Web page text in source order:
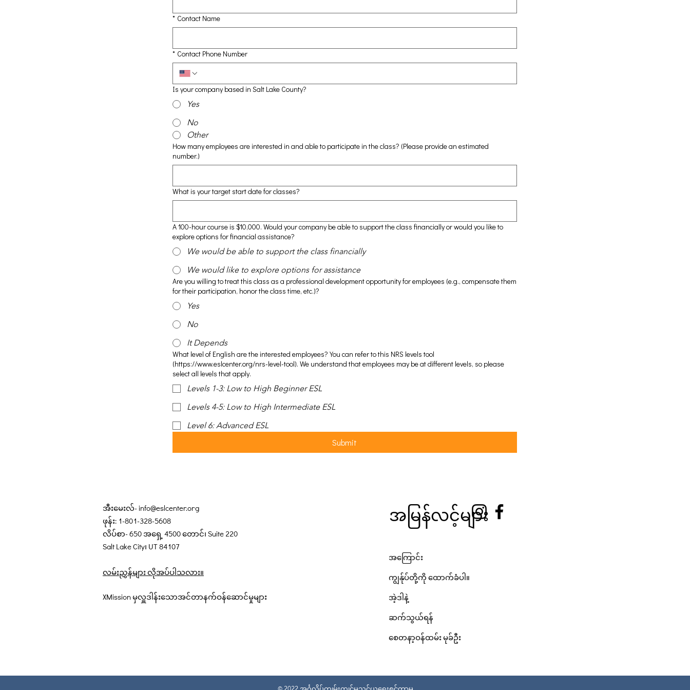
* Contact Name
* Contact Phone Number
Is your company based in Salt Lake County?
Yes
No
Other
How many employees are interested in and able to participate in the class? (Please provide an estimated
number.)
What is your target start date for classes?
A 100-hour course is $10,000. Would your company be able to support the class financially or would you like to
explore options for financial assistance?
We would be able to support the class financially
We would like to explore options for assistance
Are you willing to treat this class as a professional development opportunity for employees (e.g., compensate them
for their participation, honor the class time, etc.)?
Yes
No
It Depends
What level of English are the interested employees? You can refer to this NRS levels tool
(https://www.eslcenter.org/nrs-level-tool). We understand that employees may be at different levels, so please
select all levels that apply.
Levels 1-3: Low to High Beginner ESL
Levels 4-5: Low to High Intermediate ESL
Level 6: Advanced ESL
Submit
အီးမေးလ်-info@eslcenter.org
ဖုန်း: 1-801-328-5608
လိပ်စာ- 650 အရှေ့ 4500 တောင်၊ Suite 220
Salt Lake City၊ UT 84107
လမ်းညွှန်များ လိုအပ်ပါသလား။
XMission မှလှူဒါန်းသောအင်တာနက်ဝန်ဆောင်မှုများ
အမြန်လင့်များ
အကြောင်း
ကျွန်ုပ်တို့ကို ထောက်ခံပါ။
အဲ့ဒါနဲ့
ဆက်သွယ်ရန်
စေတနာ့ဝန်ထမ်း မုခ်ဦး
© 2022 အင်္ဂလိပ်ကျွမ်းကျင်မှုသင်ယူရေးစင်တာမှ